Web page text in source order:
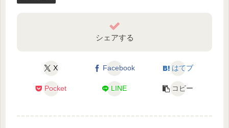
シェアする
X Facebook はてブ
Pocket LINE コピー